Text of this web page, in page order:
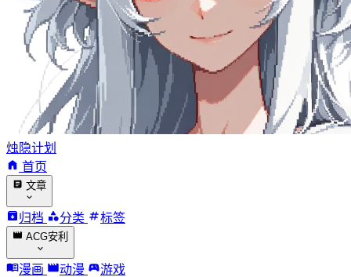
烛隐计划
首页
文章
归档 分类 标签
ACG安利
漫画 动漫
游戏